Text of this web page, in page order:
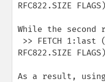
RFC822.SIZE FLAGS)
While the second
RFC822.SIZE FLAGS)
As a result, using